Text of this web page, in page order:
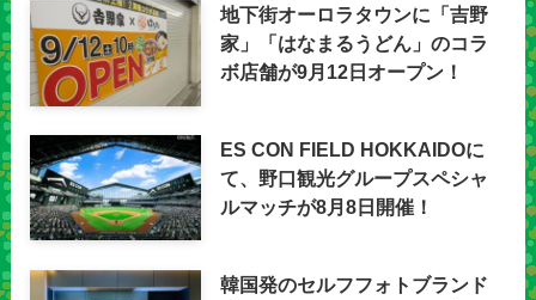
地下街オーロラタウンに「吉野
家」「はなまるうどん」のコラ
ボ店舗が9月12日オープン！
ES CON FIELD HOKKAIDOに
て、野口観光グループスペシャ
ルマッチが8月8日開催！
韓国発のセルフフォトブランド